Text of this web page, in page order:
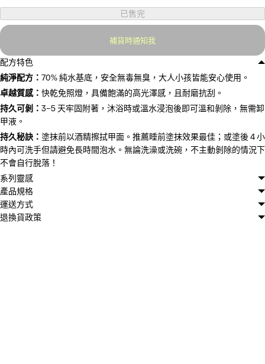
已售完
補貨時通知我
配方特色
純淨配方： 70% 純水基底，安全無毒無臭，大人小孩皆能安心使用。
卓越質感： 快乾免照燈，具備飽滿的高光澤感，且耐磨抗刮。
持久可剝： 3–5 天牢固附著，沐浴時或溫水浸泡後即可溫和剝除，無需卸
甲液。
持久秘訣： 塗抹前以酒精擦拭甲面。推薦睡前塗抹效果最佳；或塗後 4 小
時內可洗手但請避免長時間泡水。無論洗澡或洗碗，不主動剝除的情況下
不會自行脫落！
系列靈感
產品規格
運送方式
退換貨政策